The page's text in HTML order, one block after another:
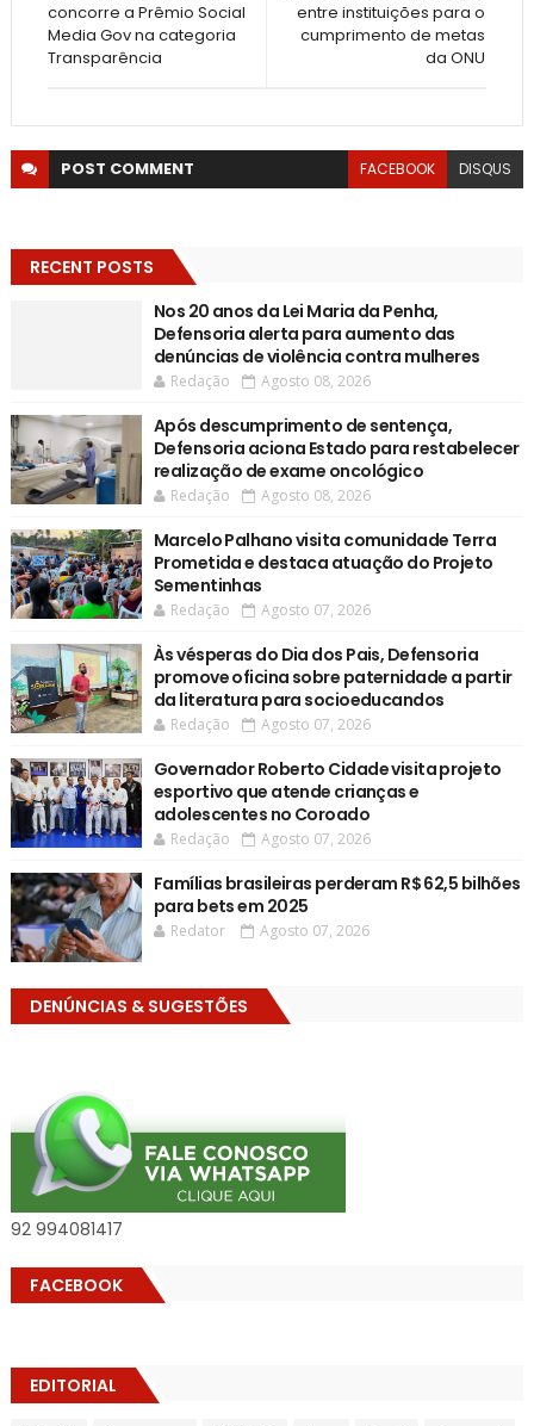
entre instituições para o
cumprimento de metas
da ONU
concorre a Prêmio Social
Media Gov na categoria
Transparência
POST COMMENT FACEBOOK DISQUS
RECENT POSTS
Nos 20 anos da Lei Maria da Penha,
Defensoria alerta para aumento das
denúncias de violência contra mulheres
Redação Agosto 08, 2026
Após descumprimento de sentença,
Defensoria aciona Estado para restabelecer
realização de exame oncológico
Redação Agosto 08, 2026
Marcelo Palhano visita comunidade Terra
Prometida e destaca atuação do Projeto
Sementinhas
Redação Agosto 07, 2026
Às vésperas do Dia dos Pais, Defensoria
promove oficina sobre paternidade a partir
da literatura para socioeducandos
Redação Agosto 07, 2026
Governador Roberto Cidade visita projeto
esportivo que atende crianças e
adolescentes no Coroado
Redação Agosto 07, 2026
Famílias brasileiras perderam R$ 62,5 bilhões
para bets em 2025
Redator Agosto 07, 2026
DENÚNCIAS & SUGESTÕES
92 994081417
FACEBOOK
EDITORIAL